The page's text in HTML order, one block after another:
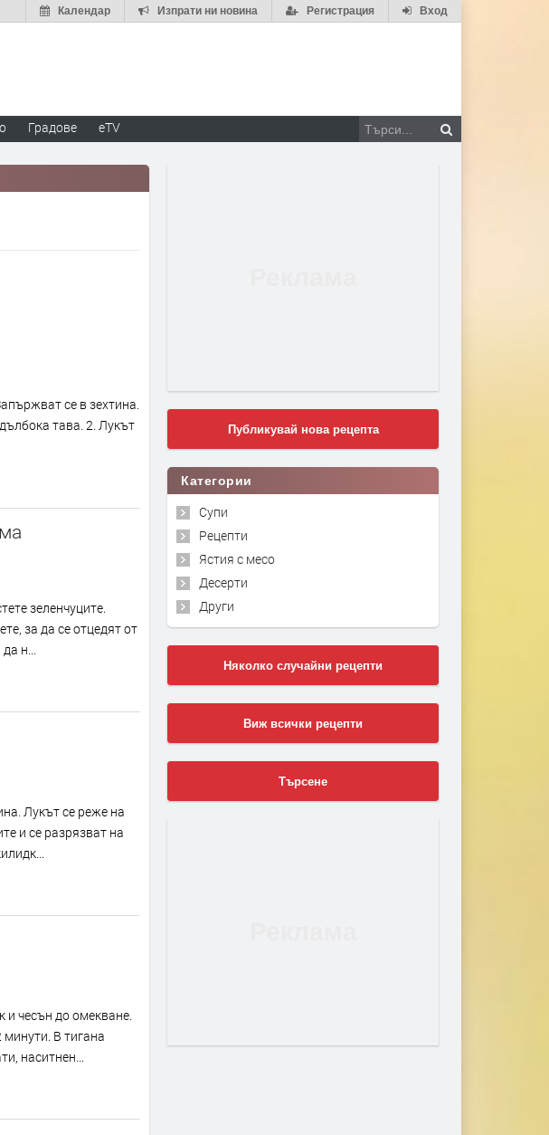
Вход
Регистрация
Изпрати ни новина
Календар
Градове eTV
се в зехтина.
тава. 2. Лукът
зеленчуците.
за да се отцедят от
н...
Лукът се реже на
и се разрязват на
чесън до омекване.
В тигана
наситнен...
Публикувай нова рецепта
Категории
Супи
Рецепти
Ястия с месо
Десерти
Други
Няколко случайни рецепти
Виж всички рецепти
Търсене